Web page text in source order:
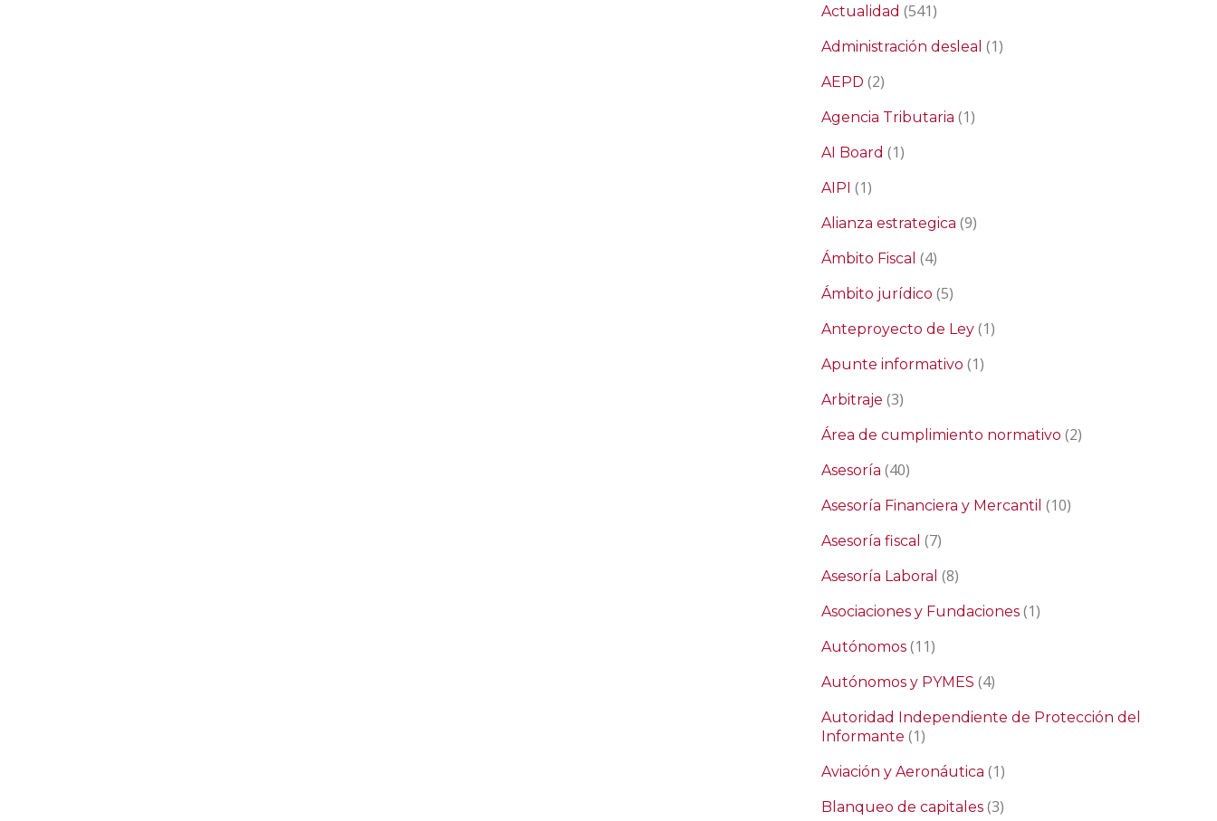
Actualidad (541)
Administración desleal (1)
AEPD (2)
Agencia Tributaria (1)
AI Board (1)
AIPI (1)
Alianza estrategica (9)
Ámbito Fiscal (4)
Ámbito jurídico (5)
Anteproyecto de Ley (1)
Apunte informativo (1)
Arbitraje (3)
Área de cumplimiento normativo (2)
Asesoría (40)
Asesoría Financiera y Mercantil (10)
Asesoría fiscal (7)
Asesoría Laboral (8)
Asociaciones y Fundaciones (1)
Autónomos (11)
Autónomos y PYMES (4)
Autoridad Independiente de Protección del
Informante (1)
Aviación y Aeronáutica (1)
Blanqueo de capitales (3)